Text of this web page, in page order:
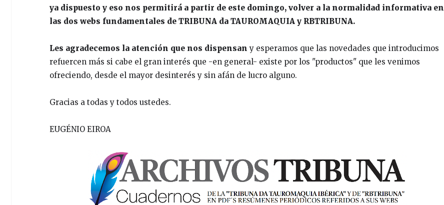
ya dispuesto y eso nos permitirá a partir de este domingo, volver a la normalidad informativa en
las dos webs fundamentales de TRIBUNA da TAUROMAQUIA y RBTRIBUNA.
Les agradecemos la atención que nos dispensan y esperamos que las novedades que introducimos
refuercen más si cabe el gran interés que -en general- existe por los "productos" que les venimos
ofreciendo, desde el mayor desinterés y sin afán de lucro alguno.
Gracias a todas y todos ustedes.
EUGÉNIO EIROA